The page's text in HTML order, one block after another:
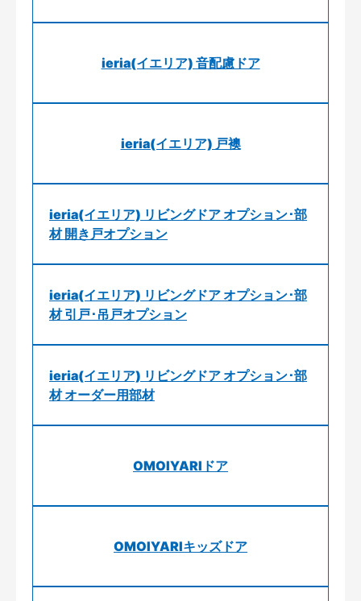
ieria(イエリア) 音配慮ドア
ieria(イエリア) 戸襖
ieria(イエリア) リビングドア オプション･部
材 開き戸オプション
ieria(イエリア) リビングドア オプション･部
材 引戸･吊戸オプション
ieria(イエリア) リビングドア オプション･部
材 オーダー用部材
OMOIYARIドア
OMOIYARIキッズドア